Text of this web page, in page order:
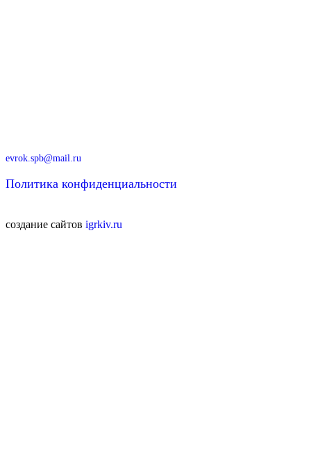
evrok.spb@mail.ru
Политика конфиденциальности
создание сайтов igrkiv.ru